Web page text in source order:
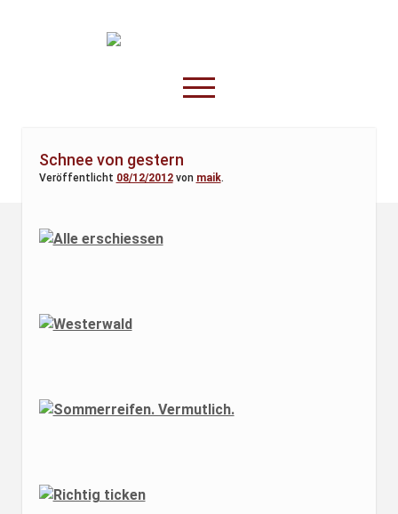
TruckOnline.de
open
menu
Anderswo
Schnee von gestern
Veröffentlicht 08/12/2012von maik.